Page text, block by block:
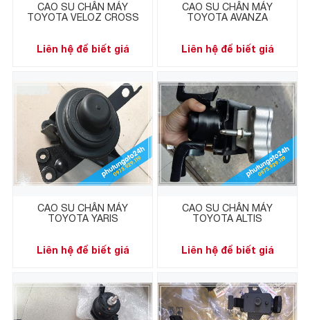
CAO SU CHÂN MÁY
TOYOTA VELOZ CROSS
Liên hệ để biết giá
CAO SU CHÂN MÁY
TOYOTA AVANZA
Liên hệ để biết giá
CAO SU CHÂN MÁY
TOYOTA YARIS
Liên hệ để biết giá
CAO SU CHÂN MÁY
TOYOTA ALTIS
Liên hệ để biết giá